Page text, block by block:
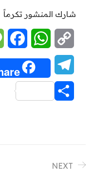
شارك المنشور تكرماً
Copy
Link
Telegram
NEXT